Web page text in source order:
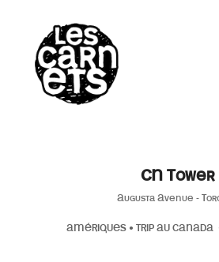
CN Tower
Augusta Avenue -
AMÉRIQUES • TRIP AU CANADA